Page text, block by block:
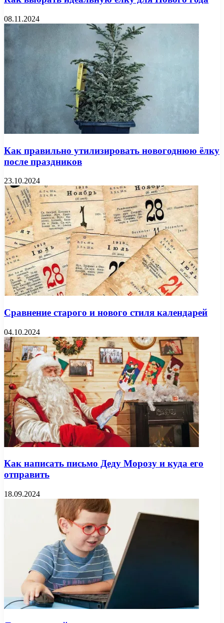
08.11.2024
Как правильно утилизировать новогоднюю ёлку
после праздников
23.10.2024
Сравнение старого и нового стиля календарей
04.10.2024
Как написать письмо Деду Морозу и куда его
отправить
18.09.2024